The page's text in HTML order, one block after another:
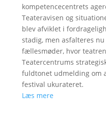
kompetencecentrets
Teateravisen og
blev afviklet i
stadig, men asfalteres
fællesmøder, hvor
Teatercentrums
fuldtonet udmelding om
festival ukurateret.
Læs mere